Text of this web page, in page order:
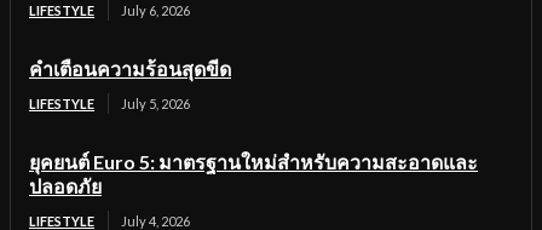
LIFESTYLE July 6, 2026
คำเตือนความร้อนสุดขีด
LIFESTYLE July 5, 2026
ยุคยนต์ Euro 5: มาตรฐานใหม่สำหรับความสะอาดและ
ปลอดภัย
LIFESTYLE July 4, 2026